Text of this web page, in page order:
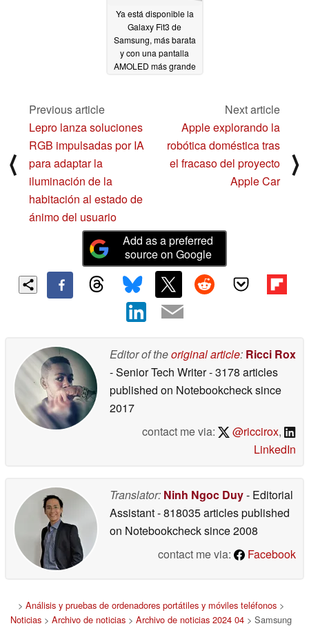
Ya está disponible la
Galaxy Fit3 de
Samsung, más barata
y con una pantalla
AMOLED más grande
⟨
Previous article
Lepro lanza soluciones
RGB impulsadas por IA
para adaptar la
iluminación de la
habitación al estado de
ánimo del usuario
Next article
Apple explorando la
robótica doméstica tras
el fracaso del proyecto
Apple Car
⟩
Add as a preferred
source on Google
Editor of theoriginal article: Ricci Rox
- Senior Tech Writer- 3178 articles
published on Notebookchecksince
2017
contact me via:
@riccirox,
LinkedIn
Translator: Ninh Ngoc Duy- Editorial
Assistant- 818035 articles published
on Notebookchecksince 2008
contact me via:
Facebook
> Análisis y pruebas de ordenadores portátiles y móviles teléfonos >
Noticias > Archivo de noticias > Archivo de noticias 2024 04 > Samsung